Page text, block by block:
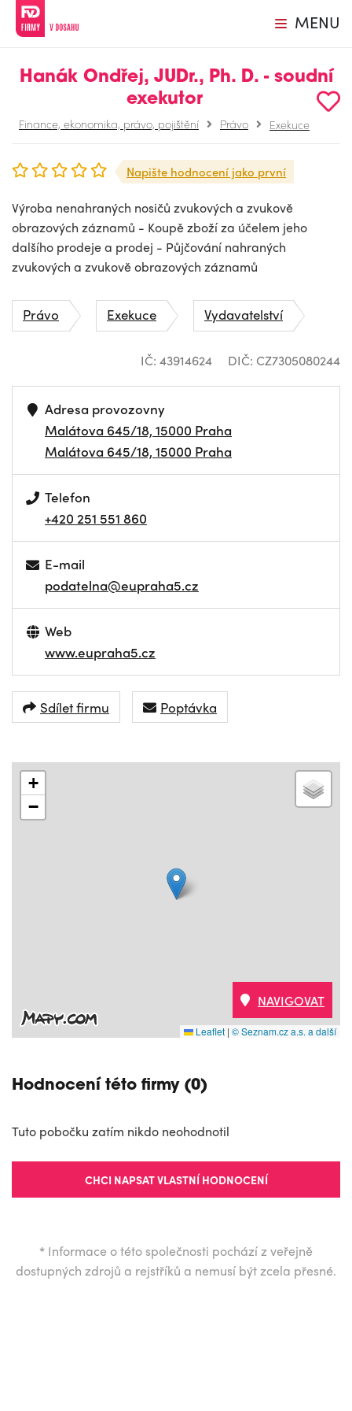
MENU
Hanák Ondřej, JUDr., Ph. D. - soudní
exekutor
Finance, ekonomika, právo, pojištění Právo Exekuce
Napište hodnocení jako první
Výroba nenahraných nosičů zvukových a zvukově
obrazových záznamů - Koupě zboží za účelem jeho
dalšího prodeje a prodej - Půjčování nahraných
zvukových a zvukově obrazových záznamů
Právo Exekuce Vydavatelství
IČ: 43914624 DIČ: CZ7305080244
Adresa provozovny
Malátova 645/18, 15000 Praha
Malátova 645/18, 15000 Praha
Telefon
+420 251 551 860
E-mail
podatelna@eupraha5.cz
Web
www.eupraha5.cz
Sdílet firmu Poptávka
+
−
Leaflet | © Seznam.cz a.s. a další
NAVIGOVAT
Hodnocení této firmy (0)
Tuto pobočku zatím nikdo neohodnotil
CHCI NAPSAT VLASTNÍ HODNOCENÍ
* Informace o této společnosti pochází z veřejně
dostupných zdrojů a rejstříků a nemusí být zcela přesné.